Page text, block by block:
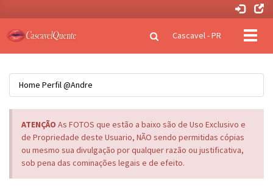
Clique
Cascavel - PR
Home Perfil@Andre
ATENÇÃO As FOTOS que estão a baixo são de Uso Exclusivo e
de Propriedade deste Usuario, NÃO sendo permitidas cópias
ou mesmo sua divulgação por qualquer razão ou justificativa,
sob pena das cominações legais e de efeito.